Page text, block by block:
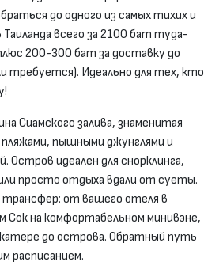
до одного из самых тихих и
всего за 2100 бат туда-
200-300 бат за доставку до
требуется). Идеально для тех, кто
Сиамского залива, знаменитая
пышными джунглями и
Остров идеален для снорклинга,
просто отдыха вдали от суеты.
трансфер: от вашего отеля в
Сок на комфортабельном минивэне,
до острова. Обратный путь
расписанием.